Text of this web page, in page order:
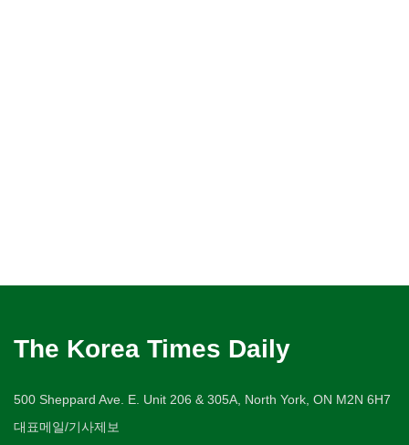
The Korea Times Daily
500 Sheppard Ave. E. Unit 206 & 305A, North York, ON M2N 6H7
대표메일/기사제보